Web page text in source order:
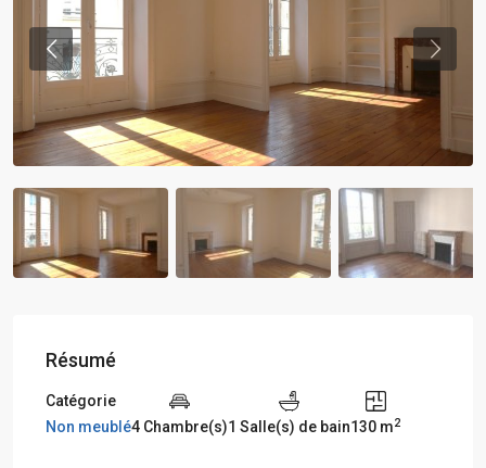
Previous
Résumé
Catégorie
Non meublé4 Chambre(s)1 Salle(s) de bain130 m2